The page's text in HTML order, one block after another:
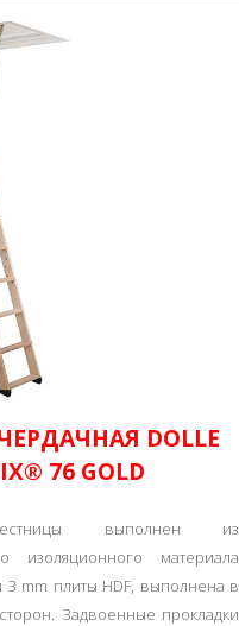
DOLLE
76 GOLD
выполнен из
изоляционного материала
mm плиты HDF, выполнена в
Задвоенные прокладки